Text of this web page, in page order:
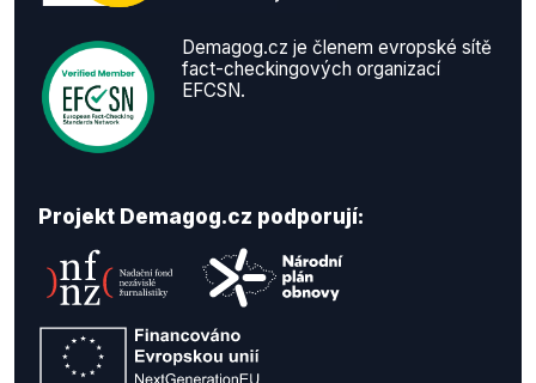
Demagog.cz je členem evropské sítě
fact-checkingových organizací
EFCSN.
Projekt Demagog.cz podporují: